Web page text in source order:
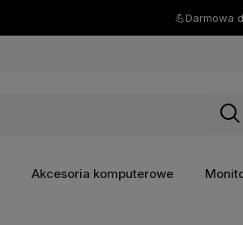
Akcesoria komputerowe